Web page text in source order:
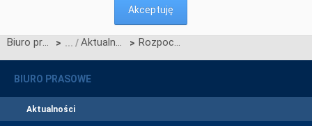
Akceptuję
Biuro prasowe > Aktualności > Rozpoczęto projekt dotyczący dynamicznego studium, które określi techniczne warunki synchronizacji krajów Bałtyckich z systemem Europy Kontynentalnej
BIURO PRASOWE
Aktualności